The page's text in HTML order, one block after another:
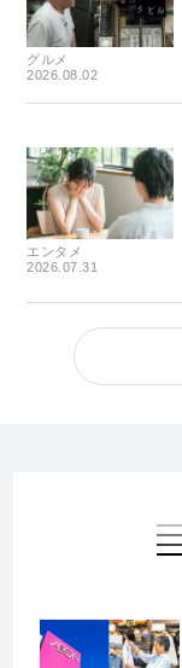
グルメ
2026.08.02
エンタメ
2026.07.31